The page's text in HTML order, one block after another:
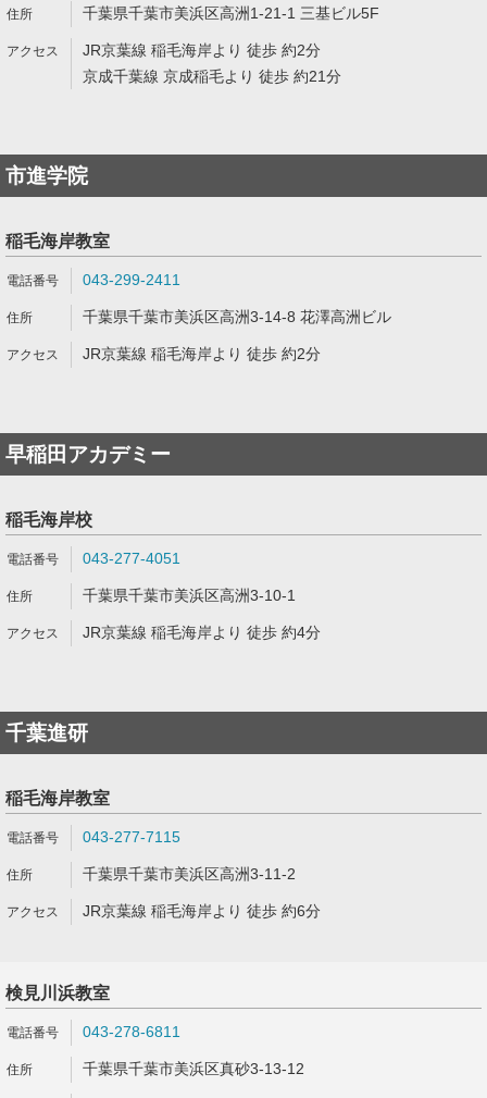
千葉県千葉市美浜区高洲1-21-1 三基ビル5F
JR京葉線 稲毛海岸より 徒歩 約2分
京成千葉線 京成稲毛より 徒歩 約21分
市進学院
稲毛海岸教室
043-299-2411
千葉県千葉市美浜区高洲3-14-8 花澤高洲ビル
JR京葉線 稲毛海岸より 徒歩 約2分
早稲田アカデミー
稲毛海岸校
043-277-4051
千葉県千葉市美浜区高洲3-10-1
JR京葉線 稲毛海岸より 徒歩 約4分
千葉進研
稲毛海岸教室
043-277-7115
千葉県千葉市美浜区高洲3-11-2
JR京葉線 稲毛海岸より 徒歩 約6分
検見川浜教室
043-278-6811
千葉県千葉市美浜区真砂3-13-12